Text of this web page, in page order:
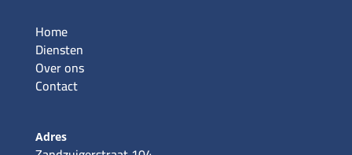
Home
Diensten
Over ons
Contact
Adres